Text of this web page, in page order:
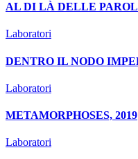
AL DI LÀ DELLE
Laboratori
DENTRO IL NODO
Laboratori
METAMORPHOSES, 2019
Laboratori